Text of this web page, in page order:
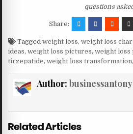
questions
Share:
Taggedweight loss,weight loss
ideas,weight loss pictures,weight loss
tirzepatide,weight loss transformation
Author:
Related Articles